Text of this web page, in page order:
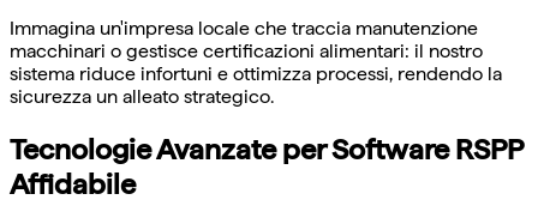
Immagina un'impresa locale che traccia manutenzione
macchinari o gestisce certificazioni alimentari: il nostro
sistema riduce infortuni e ottimizza processi, rendendo la
sicurezza un alleato strategico.
Tecnologie Avanzate per Software RSPP
Affidabile